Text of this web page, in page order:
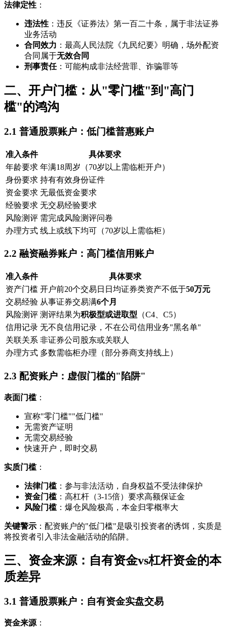
法律定性 ：
违法性 ：违反《证券法》第一百二十条，属于非法证券
业务活动
合同效力 ：最高人民法院《九民纪要》明确，场外配资
合同属于无效合同
刑事责任：可能构成非法经营罪、诈骗罪等
二、开户门槛：从"零门槛"到"高门
槛"的鸿沟
2.1 普通股票账户：低门槛普惠账户
准入条件
具体要求
年龄要求 年满18周岁（70岁以上需临柜开户）
身份要求 持有有效身份证件
资金要求 无最低资金要求
经验要求 无交易经验要求
风险测评 需完成风险测评问卷
办理方式 线上或线下均可（70岁以上需临柜）
2.2 融资融券账户：高门槛信用账户
准入条件
具体要求
资产门槛 开户前20个交易日日均证券类资产不低于50万元
交易经验 从事证券交易满6个月
风险测评 测评结果为积极型或进取型 （C4、C5）
信用记录 无不良信用记录，不在公司信用业务"黑名单"
关联关系 非证券公司股东或关联人
办理方式 多数需临柜办理（部分券商支持线上）
2.3 配资账户：虚假门槛的"陷阱"
表面门槛：
宣称"零门槛""低门槛"
无需资产证明
无需交易经验
快速开户，即时交易
实质门槛：
法律门槛：参与非法活动，自身权益不受法律保护
资金门槛：高杠杆（3-15倍）要求高额保证金
风险门槛：爆仓风险极高，本金归零概率大
关键警示 ：配资账户的"低门槛"是吸引投资者的诱饵，实质是
将投资者引入非法金融活动的陷阱。
三、资金来源：自有资金vs杠杆资金的本
质差异
3.1 普通股票账户：自有资金实盘交易
资金来源 ：